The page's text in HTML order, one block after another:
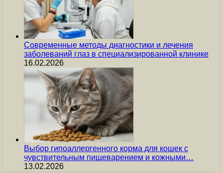
Современные методы диагностики и лечения
заболеваний глаз в специализированной клинике
16.02.2026
Выбор гипоаллергенного корма для кошек с
чувствительным пищеварением и кожными…
13.02.2026